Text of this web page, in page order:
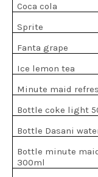
Coca cola
Sprite
Fanta grape
Ice lemon tea
Minute maid
Bottle coke light
Bottle Dasani
Bottle minute
300ml